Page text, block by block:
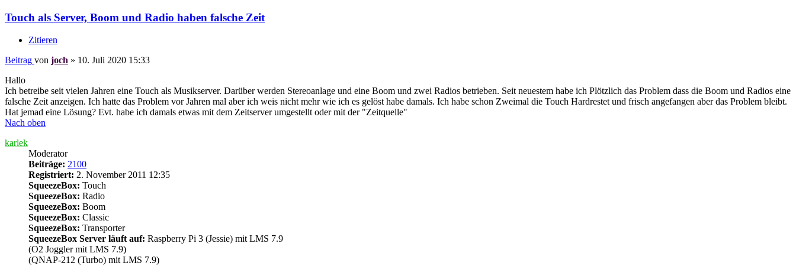
Touch als Server, Boom und Radio haben falsche Zeit
Zitieren
Beitrag von joch » 10. Juli 2020 15:33
Hallo
Ich betreibe seit vielen Jahren eine Touch als Musikserver. Darüber werden Stereoanlage und eine Boom und zwei Radios betrieben. Seit neuestem habe ich Plötzlich das Problem dass die Boom und Radios eine
falsche Zeit anzeigen. Ich hatte das Problem vor Jahren mal aber ich weis nicht mehr wie ich es gelöst habe damals. Ich habe schon Zweimal die Touch Hardrestet und frisch angefangen aber das Problem bleibt.
Hat jemad eine Lösung? Evt. habe ich damals etwas mit dem Zeitserver umgestellt oder mit der "Zeitquelle"
Nach oben
karlek
Moderator
Beiträge: 2100
Registriert: 2. November 2011 12:35
SqueezeBox: Touch
SqueezeBox: Radio
SqueezeBox: Boom
SqueezeBox: Classic
SqueezeBox: Transporter
SqueezeBox Server läuft auf: Raspberry Pi 3 (Jessie) mit LMS 7.9
(O2 Joggler mit LMS 7.9)
(QNAP-212 (Turbo) mit LMS 7.9)